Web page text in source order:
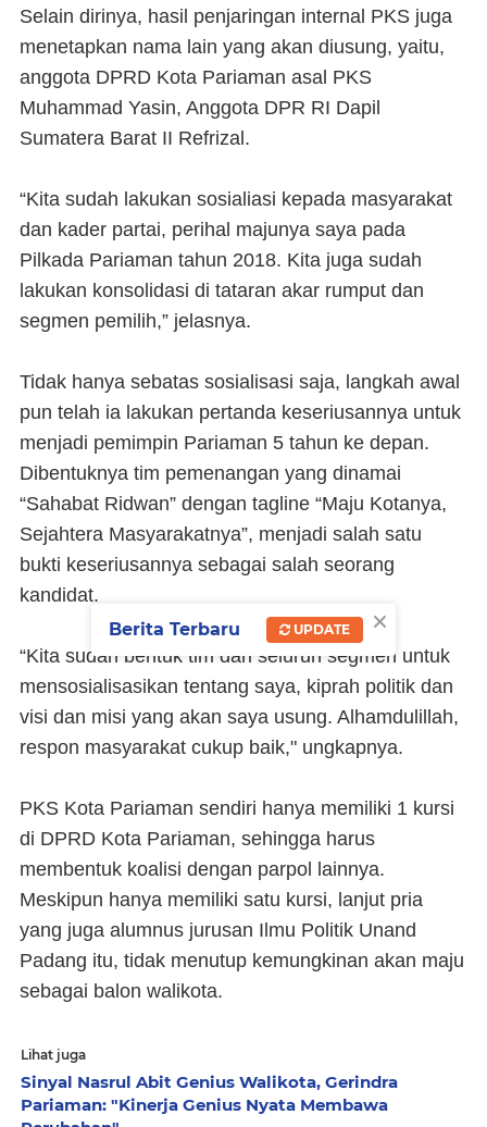
Selain dirinya, hasil penjaringan internal PKS juga
menetapkan nama lain yang akan diusung, yaitu,
anggota DPRD Kota Pariaman asal PKS
Muhammad Yasin, Anggota DPR RI Dapil
Sumatera Barat II Refrizal.
“Kita sudah lakukan sosialiasi kepada masyarakat
dan kader partai, perihal majunya saya pada
Pilkada Pariaman tahun 2018. Kita juga sudah
lakukan konsolidasi di tataran akar rumput dan
segmen pemilih,” jelasnya.
Tidak hanya sebatas sosialisasi saja, langkah awal
pun telah ia lakukan pertanda keseriusannya untuk
menjadi pemimpin Pariaman 5 tahun ke depan.
Dibentuknya tim pemenangan yang dinamai
“Sahabat Ridwan” dengan tagline “Maju Kotanya,
Sejahtera Masyarakatnya”, menjadi salah satu
bukti keseriusannya sebagai salah seorang
kandidat.
“Kita sudah bentuk tim dari seluruh segmen untuk
mensosialisasikan tentang saya, kiprah politik dan
visi dan misi yang akan saya usung. Alhamdulillah,
respon masyarakat cukup baik," ungkapnya.
PKS Kota Pariaman sendiri hanya memiliki 1 kursi
di DPRD Kota Pariaman, sehingga harus
membentuk koalisi dengan parpol lainnya.
Meskipun hanya memiliki satu kursi, lanjut pria
yang juga alumnus jurusan Ilmu Politik Unand
Padang itu, tidak menutup kemungkinan akan maju
sebagai balon walikota.
Lihat juga
Sinyal Nasrul Abit Genius Walikota, Gerindra
Pariaman: "Kinerja Genius Nyata Membawa
×
Berita Terbaru UPDATE